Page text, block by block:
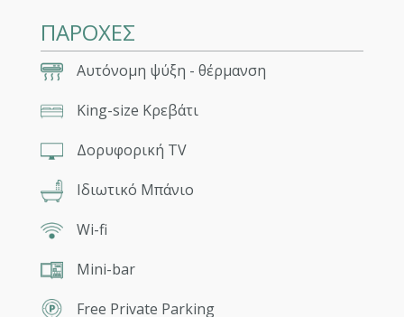
ΠΑΡΟΧΕΣ
Αυτόνομη ψύξη - θέρμανση
King-size Κρεβάτι
Δορυφορική TV
Ιδιωτικό Μπάνιο
Wi-fi
Mini-bar
Free Private Parking